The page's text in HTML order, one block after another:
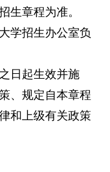
生章程为准。
学招生办公室负
日起生效并施
、规定自本章程
和上级有关政策